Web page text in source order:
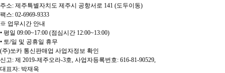
주소: 제주특별자치도 제주시 공항서로 141 (도두이동)
팩스: 02-6969-9333
※ 업무시간 안내
• 평일 09:00~17:00 (점심시간 12:00~13:00)
• 토/일 및 공휴일 휴무
(주)쏘카 통신판매업 사업자정보 확인
신고: 제 2019-제주오라-3호, 사업자등록번호: 616-81-90529,
대표자: 박재욱